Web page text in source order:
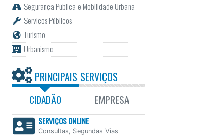
Segurança Pública e Mobilidade Urbana
Serviços Públicos
Turismo
Urbanismo
PRINCIPAIS SERVIÇOS
CIDADÃO EMPRESA
SERVIÇOS ONLINE
Consultas, Segundas Vias